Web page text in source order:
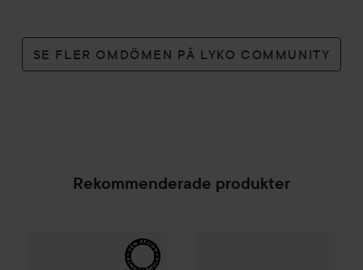
SE FLER OMDÖMEN PÅ LYKO COMMUNITY
Rekommenderade produkter
Grip That Base Primer